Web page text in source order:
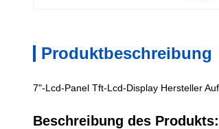
Produktbeschreibung
7"-Lcd-Panel Tft-Lcd-Display Hersteller
Beschreibung des Produkts: